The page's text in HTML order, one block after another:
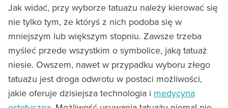
Jak widać, przy wyborze tatuażu należy kierować się
nie tylko tym, że któryś z nich podoba się w
mniejszym lub większym stopniu. Zawsze trzeba
myśleć przede wszystkim o symbolice, jaką tatuaż
niesie. Owszem, nawet w przypadku wyboru złego
tatuażu jest droga odwrotu w postaci możliwości,
jakie oferuje dzisiejsza technologia i medycyna